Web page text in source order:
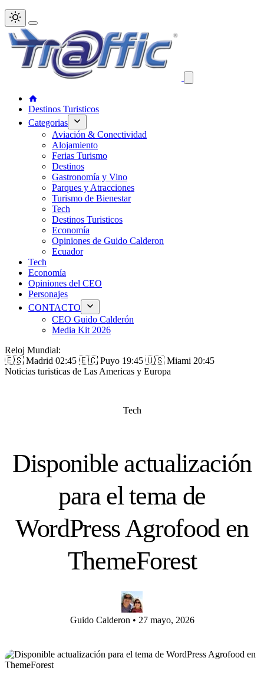
Destinos Turisticos
Categorias
Aviación & Conectividad
Alojamiento
Ferias Turismo
Destinos
Gastronomía y Vino
Parques y Atracciones
Turismo de Bienestar
Tech
Destinos Turisticos
Economía
Opiniones de Guido Calderon
Ecuador
Tech
Economía
Opiniones del CEO
Personajes
CONTACTO
CEO Guido Calderón
Media Kit 2026
Reloj Mundial:
🇪🇸 Madrid 02:45 🇪🇨 Puyo 19:45 🇺🇸 Miami 20:45
Noticias turisticas de Las Americas y Europa
Tech
Disponible actualización
para el tema de
WordPress Agrofood en
ThemeForest
Guido Calderon • 27 mayo, 2026